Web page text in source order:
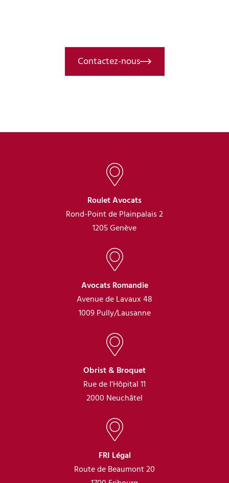
Contactez-nous
Roulet Avocats
Rond-Point de Plainpalais 2
1205 Genève
Avocats Romandie
Avenue de Lavaux 48
1009 Pully/Lausanne
Obrist & Broquet
Rue de l'Hôpital 11
2000 Neuchâtel
FRI Légal
Route de Beaumont 20